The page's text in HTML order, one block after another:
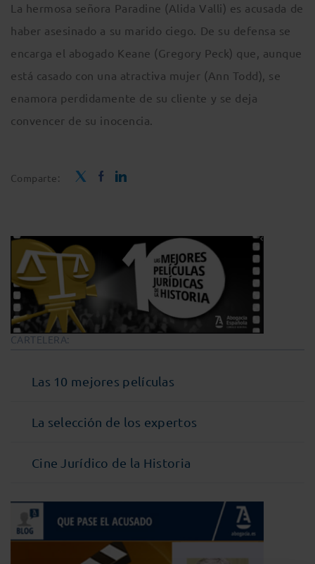
La hermosa señora Paradine (Alida Valli) es acusada de
haber asesinado a su marido ciego. De su defensa se
encarga el abogado Keane (Gregory Peck) que, aunque
está casado con una atractiva mujer (Ann Todd), se
enamora perdidamente de su cliente y se deja
convencer de su inocencia.
Comparte:
CARTELERA:
Las 10 mejores películas
La selección de los expertos
Cine Jurídico de la Historia